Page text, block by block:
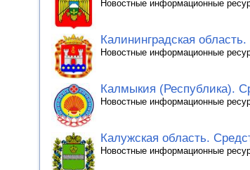
Новостные информационные
Калининградская
Новостные информационные
Калмыкия (Республика).
Новостные информационные
Калужская область.
Новостные информационные